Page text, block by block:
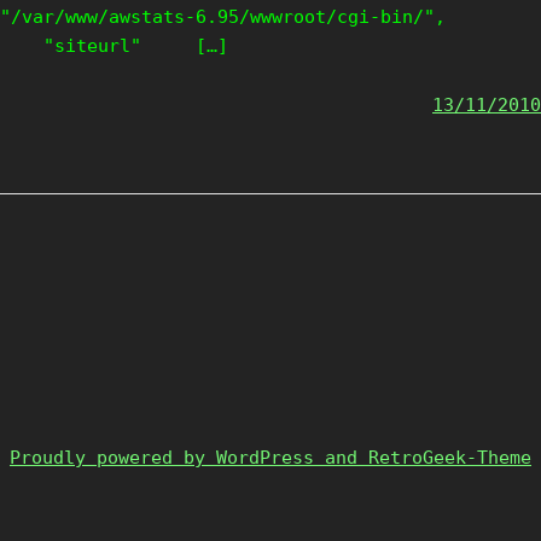
"/var/www/awstats-6.95/wwwroot/cgi-bin/",
"siteurl" […]
13/11/2010
Proudly powered by WordPress and RetroGeek-Theme